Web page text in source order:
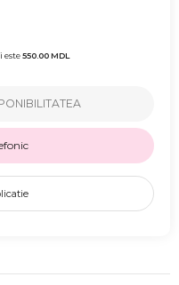
este550.00MDL